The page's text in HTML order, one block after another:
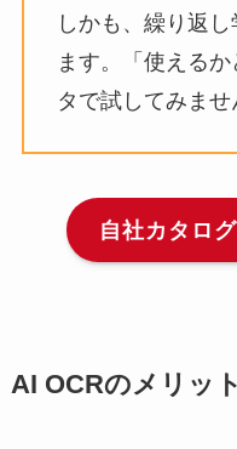
しかも、繰り返
ます。「使える
タで試してみませ
自社カタロ
AI OCRのメリット